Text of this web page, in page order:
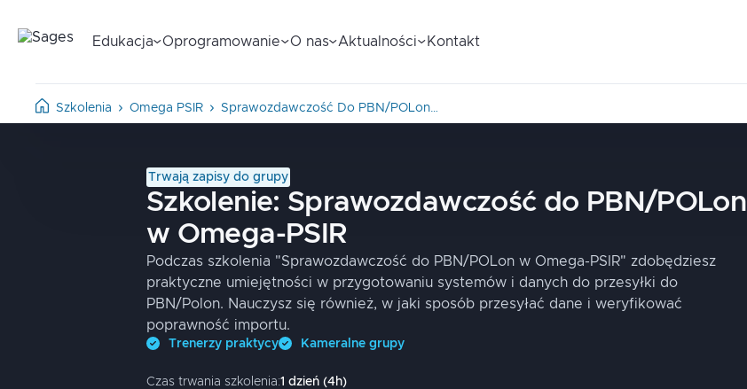
Edukacja Oprogramowanie O nas Aktualności Kontakt
Szkolenia Omega PSIR Sprawozdawczość Do PBN/POLon…
Trwają zapisy do grupy
Szkolenie: Sprawozdawczość do PBN/POLon
w Omega-PSIR
Podczas szkolenia "Sprawozdawczość do PBN/POLon w Omega-PSIR" zdobędziesz
praktyczne umiejętności w przygotowaniu systemów i danych do przesyłki do
PBN/Polon. Nauczysz się również, w jaki sposób przesyłać dane i weryfikować
poprawność importu.
Trenerzy praktycy Kameralne grupy
Czas trwania szkolenia:1 dzień (4h)